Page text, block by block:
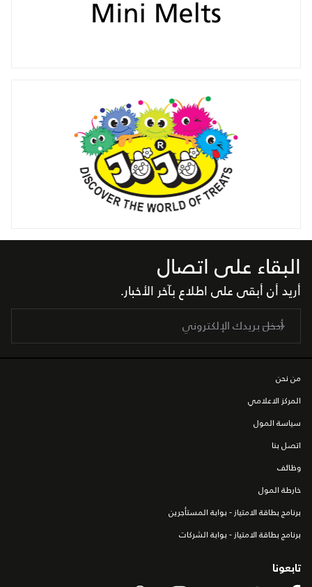
البقاء على اتصال
أريد أن أبقى على اطلاع بآخر الأخبار.
من نحن
المركز الاعلامي
سياسة المول
اتصل بنا
وظائف
خارطة المول
برنامج بطاقة الامتياز - بوابة المستأجرين
برنامج بطاقة الامتياز - بوابة الشركات
تابعونا